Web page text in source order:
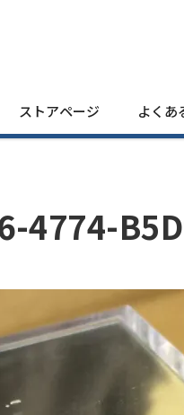
ストアページ よくあ
4774-